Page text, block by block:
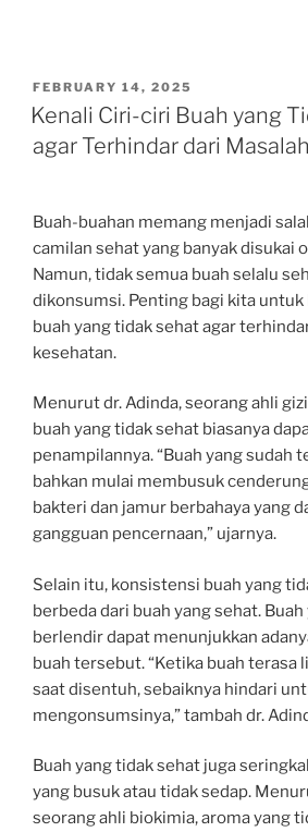
POSTED
ON
FEBRUARY 14, 2025
Kenali Ciri-ciri Buah yang
agar Terhindar dari
Buah-buahan memang menjadi
camilan sehat yang banyak disukai
Namun, tidak semua buah selalu
dikonsumsi. Penting bagi kita
buah yang tidak sehat agar
kesehatan.
Menurut dr. Adinda, seorang ahli
buah yang tidak sehat biasanya
penampilannya. “Buah yang sudah
bahkan mulai membusuk
bakteri dan jamur berbahaya yang
gangguan pencernaan,” ujarnya.
Selain itu, konsistensi buah yang
berbeda dari buah yang sehat.
berlendir dapat menunjukkan
buah tersebut. “Ketika buah terasa
saat disentuh, sebaiknya hindari
mengonsumsinya,” tambah dr.
Buah yang tidak sehat juga
yang busuk atau tidak sedap.
seorang ahli biokimia, aroma yang